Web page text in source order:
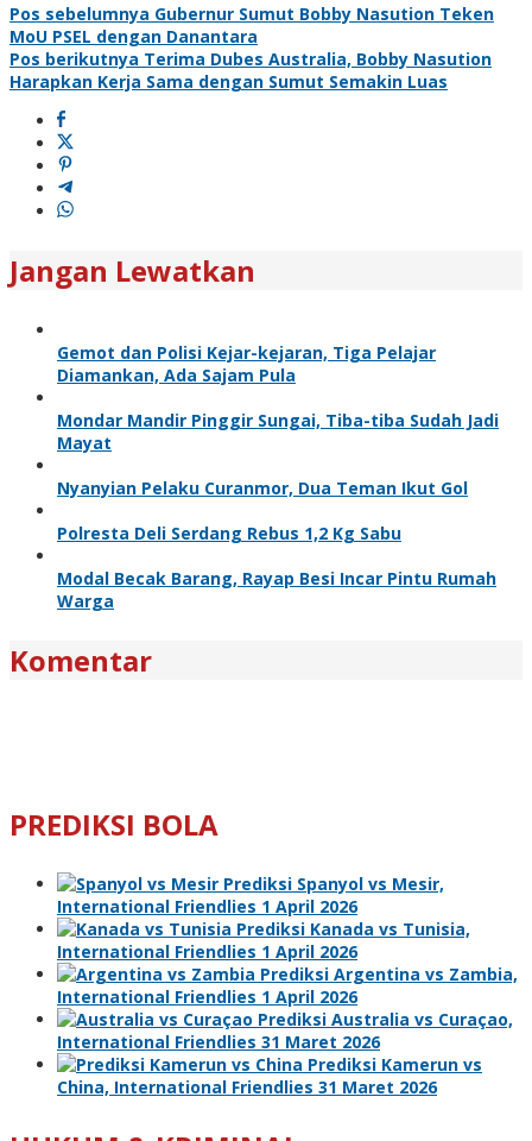
Pos sebelumnya Gubernur Sumut Bobby Nasution Teken
MoU PSEL dengan Danantara
Pos berikutnya Terima Dubes Australia, Bobby Nasution
Harapkan Kerja Sama dengan Sumut Semakin Luas
Jangan Lewatkan
Gemot dan Polisi Kejar-kejaran, Tiga Pelajar
Diamankan, Ada Sajam Pula
Mondar Mandir Pinggir Sungai, Tiba-tiba Sudah Jadi
Mayat
Nyanyian Pelaku Curanmor, Dua Teman Ikut Gol
Polresta Deli Serdang Rebus 1,2 Kg Sabu
Modal Becak Barang, Rayap Besi Incar Pintu Rumah
Warga
Komentar
PREDIKSI BOLA
Prediksi Spanyol vs Mesir,
International Friendlies 1 April 2026
Prediksi Kanada vs Tunisia,
International Friendlies 1 April 2026
Prediksi Argentina vs Zambia,
International Friendlies 1 April 2026
Prediksi Australia vs Curaçao,
International Friendlies 31 Maret 2026
Prediksi Kamerun vs
China, International Friendlies 31 Maret 2026